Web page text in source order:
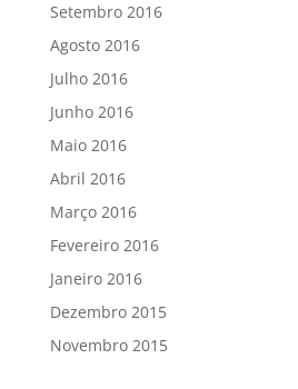
Setembro 2016
Agosto 2016
Julho 2016
Junho 2016
Maio 2016
Abril 2016
Março 2016
Fevereiro 2016
Janeiro 2016
Dezembro 2015
Novembro 2015